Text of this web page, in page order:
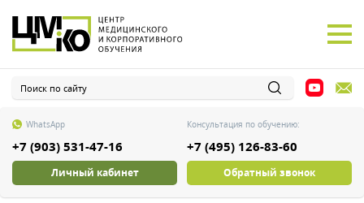
WhatsApp
+7 (903) 531-47-16
Консультация по обучению:
+7 (495) 126-83-60
Личный кабинет Обратный звонок